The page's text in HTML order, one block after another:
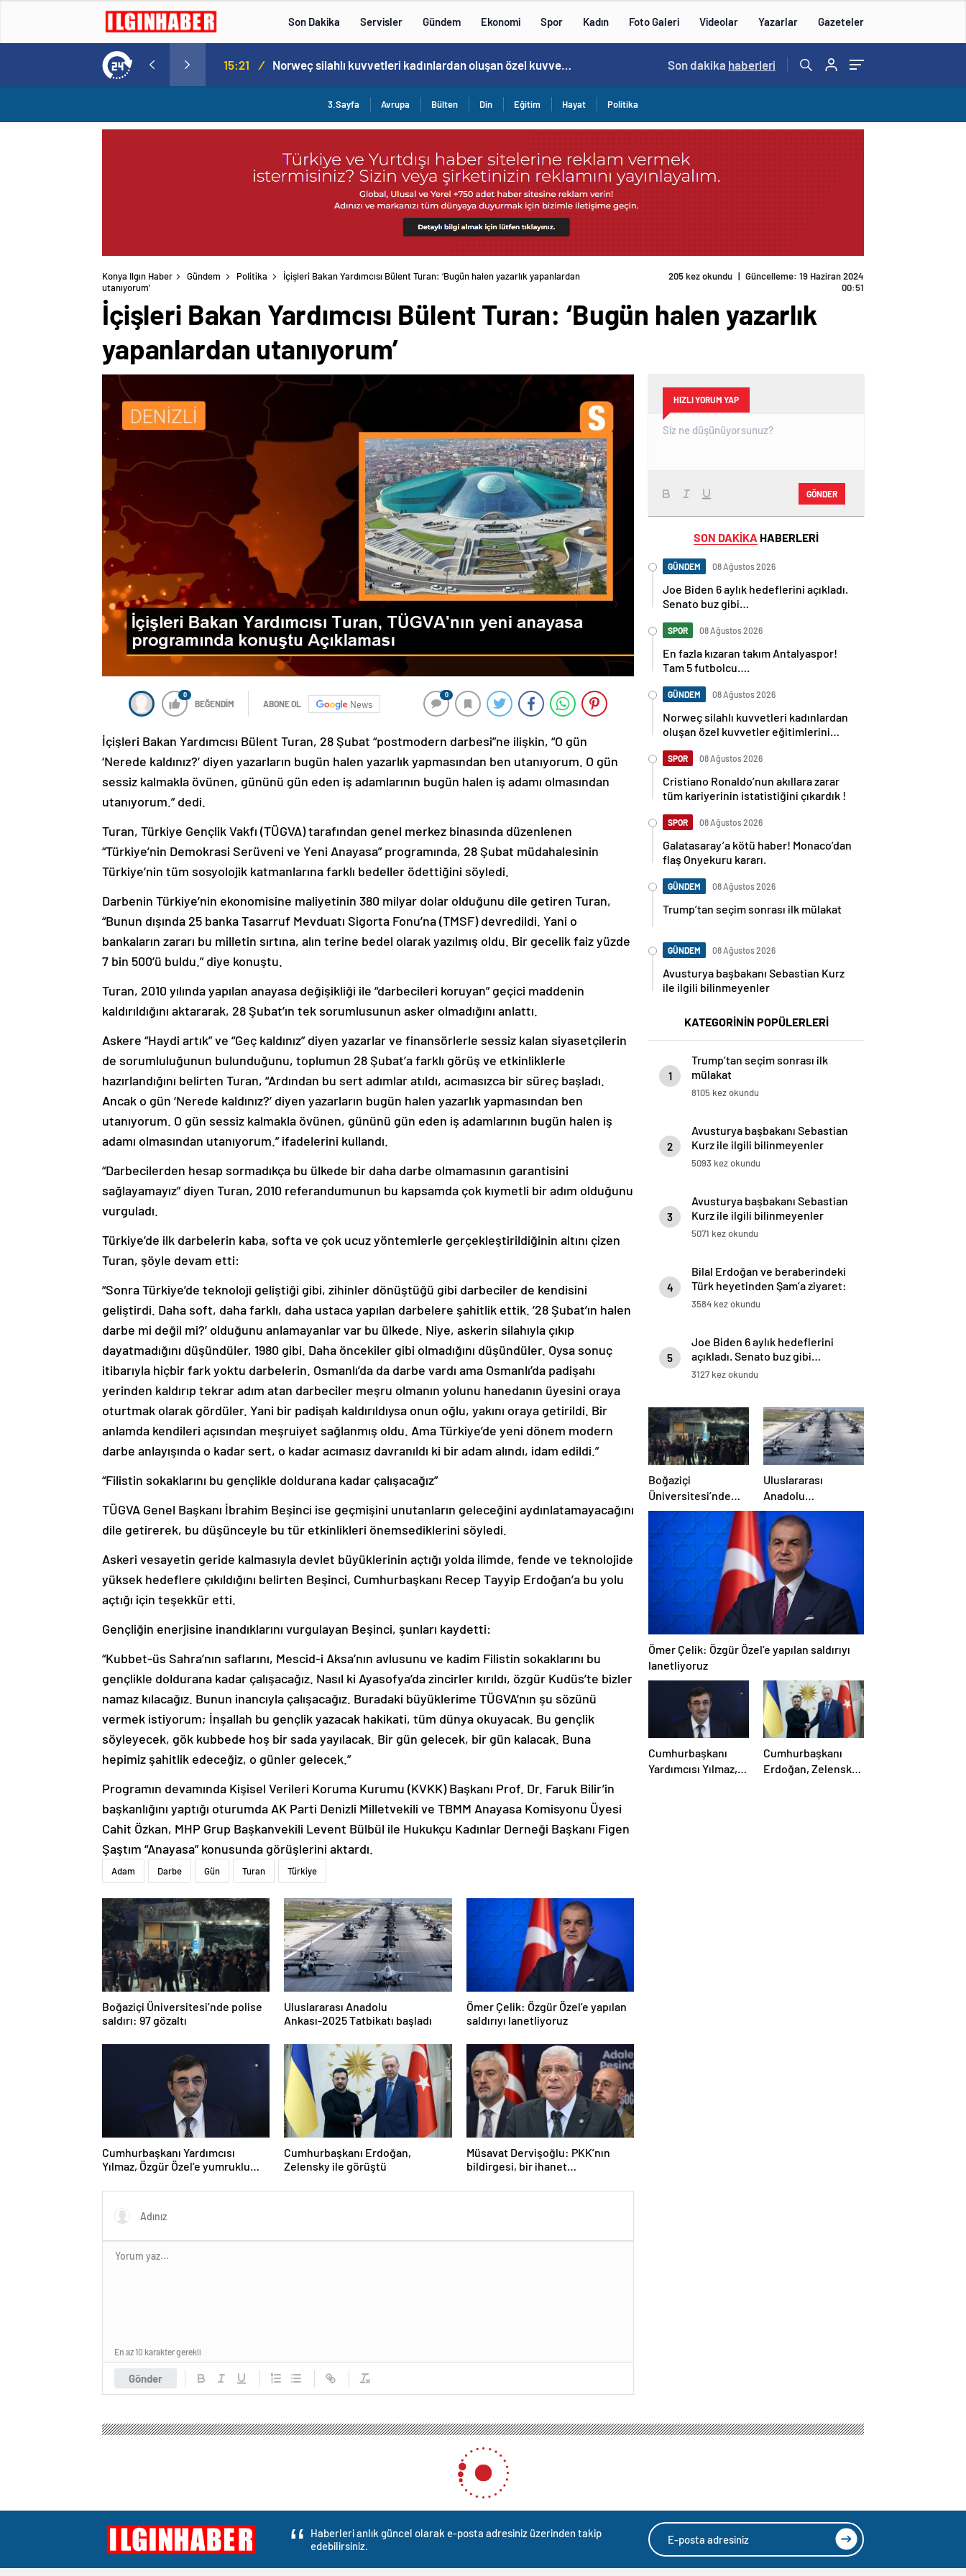
Son Dakika Servisler Gündem Ekonomi Spor Kadın Foto Galeri Videolar Yazarlar Gazeteler
Tam 5 futbolcu…. 15:21 / Norweç silahlı kuvvetleri kadınlardan oluşan özel kuvvetler eğitimlerini başlattı. 15:20 /
Son dakika haberleri
3.Sayfa Avrupa Bülten Din Eğitim Hayat Politika
Konya Ilgın Haber Gündem Politika
İçişleri Bakan Yardımcısı Bülent Turan: ‘Bugün halen yazarlık yapanlardan
utanıyorum’
205 kez okundu | Güncelleme: 19 Haziran 2024
00:51
İçişleri Bakan Yardımcısı Bülent Turan: ‘Bugün halen yazarlık
yapanlardan utanıyorum’
0
BEĞENDİM ABONE OL News
0
İçişleri Bakan Yardımcısı Bülent Turan, 28 Şubat “postmodern darbesi”ne ilişkin, “O gün
‘Nerede kaldınız?’ diyen yazarların bugün halen yazarlık yapmasından ben utanıyorum. O gün
sessiz kalmakla övünen, gününü gün eden iş adamlarının bugün halen iş adamı olmasından
utanıyorum.” dedi.
Turan, Türkiye Gençlik Vakfı (TÜGVA) tarafından genel merkez binasında düzenlenen
“Türkiye’nin Demokrasi Serüveni ve Yeni Anayasa” programında, 28 Şubat müdahalesinin
Türkiye’nin tüm sosyolojik katmanlarına farklı bedeller ödettiğini söyledi.
Darbenin Türkiye’nin ekonomisine maliyetinin 380 milyar dolar olduğunu dile getiren Turan,
“Bunun dışında 25 banka Tasarruf Mevduatı Sigorta Fonu’na (TMSF) devredildi. Yani o
bankaların zararı bu milletin sırtına, alın terine bedel olarak yazılmış oldu. Bir gecelik faiz yüzde
7 bin 500’ü buldu.” diye konuştu.
Turan, 2010 yılında yapılan anayasa değişikliği ile “darbecileri koruyan” geçici maddenin
kaldırıldığını aktararak, 28 Şubat’ın tek sorumlusunun asker olmadığını anlattı.
Askere “Haydi artık” ve “Geç kaldınız” diyen yazarlar ve finansörlerle sessiz kalan siyasetçilerin
de sorumluluğunun bulunduğunu, toplumun 28 Şubat’a farklı görüş ve etkinliklerle
hazırlandığını belirten Turan, “Ardından bu sert adımlar atıldı, acımasızca bir süreç başladı.
Ancak o gün ‘Nerede kaldınız?’ diyen yazarların bugün halen yazarlık yapmasından ben
utanıyorum. O gün sessiz kalmakla övünen, gününü gün eden iş adamlarının bugün halen iş
adamı olmasından utanıyorum.” ifadelerini kullandı.
“Darbecilerden hesap sormadıkça bu ülkede bir daha darbe olmamasının garantisini
sağlayamayız” diyen Turan, 2010 referandumunun bu kapsamda çok kıymetli bir adım olduğunu
vurguladı.
Türkiye’de ilk darbelerin kaba, softa ve çok ucuz yöntemlerle gerçekleştirildiğinin altını çizen
Turan, şöyle devam etti:
“Sonra Türkiye’de teknoloji geliştiği gibi, zihinler dönüştüğü gibi darbeciler de kendisini
geliştirdi. Daha soft, daha farklı, daha ustaca yapılan darbelere şahitlik ettik. ’28 Şubat’ın halen
darbe mi değil mi?’ olduğunu anlamayanlar var bu ülkede. Niye, askerin silahıyla çıkıp
dayatmadığını düşündüler, 1980 gibi. Daha öncekiler gibi olmadığını düşündüler. Oysa sonuç
itibarıyla hiçbir fark yoktu darbelerin. Osmanlı’da da darbe vardı ama Osmanlı’da padişahı
yerinden kaldırıp tekrar adım atan darbeciler meşru olmanın yolunu hanedanın üyesini oraya
oturtmak olarak gördüler. Yani bir padişah kaldırıldıysa onun oğlu, yakını oraya getirildi. Bir
anlamda kendileri açısından meşruiyet sağlanmış oldu. Ama Türkiye’de yeni dönem modern
darbe anlayışında o kadar sert, o kadar acımasız davranıldı ki bir adam alındı, idam edildi.”
“Filistin sokaklarını bu gençlikle doldurana kadar çalışacağız”
TÜGVA Genel Başkanı İbrahim Beşinci ise geçmişini unutanların geleceğini aydınlatamayacağını
dile getirerek, bu düşünceyle bu tür etkinlikleri önemsediklerini söyledi.
Askeri vesayetin geride kalmasıyla devlet büyüklerinin açtığı yolda ilimde, fende ve teknolojide
yüksek hedeflere çıkıldığını belirten Beşinci, Cumhurbaşkanı Recep Tayyip Erdoğan’a bu yolu
açtığı için teşekkür etti.
Gençliğin enerjisine inandıklarını vurgulayan Beşinci, şunları kaydetti:
“Kubbet-üs Sahra’nın saflarını, Mescid-i Aksa’nın avlusunu ve kadim Filistin sokaklarını bu
gençlikle doldurana kadar çalışacağız. Nasıl ki Ayasofya’da zincirler kırıldı, özgür Kudüs’te bizler
namaz kılacağız. Bunun inancıyla çalışacağız. Buradaki büyüklerime TÜGVA’nın şu sözünü
vermek istiyorum; İnşallah bu gençlik yazacak hakikati, tüm dünya okuyacak. Bu gençlik
söyleyecek, gök kubbede hoş bir sada yayılacak. Bir gün gelecek, bir gün kalacak. Buna
hepimiz şahitlik edeceğiz, o günler gelecek.”
Programın devamında Kişisel Verileri Koruma Kurumu (KVKK) Başkanı Prof. Dr. Faruk Bilir’in
başkanlığını yaptığı oturumda AK Parti Denizli Milletvekili ve TBMM Anayasa Komisyonu Üyesi
Cahit Özkan, MHP Grup Başkanvekili Levent Bülbül ile Hukukçu Kadınlar Derneği Başkanı Figen
Şaştım “Anayasa” konusunda görüşlerini aktardı.
Adam Darbe Gün Turan Türkiye
Boğaziçi Üniversitesi’nde polise
saldırı: 97 gözaltı
Uluslararası Anadolu
Ankası-2025 Tatbikatı başladı
Ömer Çelik: Özgür Özel’e yapılan
saldırıyı lanetliyoruz
Cumhurbaşkanı Yardımcısı
Yılmaz, Özgür Özel’e yumruklu
Cumhurbaşkanı Erdoğan,
Zelensky ile görüştü
Müsavat Dervişoğlu: PKK’nın
bildirgesi, bir ihanet
Gönder
En az 10 karakter gerekli
HIZLI YORUM YAP
GÖNDER
SON DAKİKA HABERLERİ
GÜNDEM 08 Ağustos 2026
Joe Biden 6 aylık hedeflerini açıkladı.
Senato buz gibi…
SPOR 08 Ağustos 2026
En fazla kızaran takım Antalyaspor!
Tam 5 futbolcu….
GÜNDEM 08 Ağustos 2026
Norweç silahlı kuvvetleri kadınlardan
oluşan özel kuvvetler eğitimlerini
SPOR 08 Ağustos 2026
Cristiano Ronaldo’nun akıllara zarar
tüm kariyerinin istatistiğini çıkardık !
SPOR 08 Ağustos 2026
Galatasaray’a kötü haber! Monaco’dan
flaş Onyekuru kararı.
GÜNDEM 08 Ağustos 2026
Trump’tan seçim sonrası ilk mülakat
GÜNDEM 08 Ağustos 2026
Avusturya başbakanı Sebastian Kurz
ile ilgili bilinmeyenler
KATEGORİNİN POPÜLERLERİ
1
Trump’tan seçim sonrası ilk
mülakat
8105 kez okundu
2
Avusturya başbakanı Sebastian
Kurz ile ilgili bilinmeyenler
5093 kez okundu
3
Avusturya başbakanı Sebastian
Kurz ile ilgili bilinmeyenler
5071 kez okundu
4
Bilal Erdoğan ve beraberindeki
Türk heyetinden Şam’a ziyaret:
Emevi Camii’nde namaz kıldılar
3584 kez okundu
5
Joe Biden 6 aylık hedeflerini
açıkladı. Senato buz gibi…
3127 kez okundu
Boğaziçi
Üniversitesi’nde
polise saldırı: 97
gözaltı
Uluslararası
Anadolu
Ankası-2025
Tatbikatı başladı
Ömer Çelik: Özgür Özel’e yapılan saldırıyı
lanetliyoruz
Cumhurbaşkanı
Yardımcısı Yılmaz,
Cumhurbaşkanı
Erdoğan, Zelensky
Haberleri anlık güncel olarak e-posta adresiniz üzerinden takip
edebilirsiniz.